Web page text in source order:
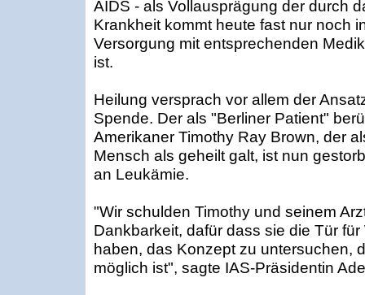
AIDS - als Vollausprägung der durch
Krankheit kommt heute fast nur noch
Versorgung mit entsprechenden
ist.
Heilung versprach vor allem der
Spende. Der als "Berliner Patient"
Amerikaner Timothy Ray Brown, der
Mensch als geheilt galt, ist nun
an Leukämie.
"Wir schulden Timothy und seinem
Dankbarkeit, dafür dass sie die Tür
haben, das Konzept zu untersuchen,
möglich ist", sagte IAS-Präsidentin